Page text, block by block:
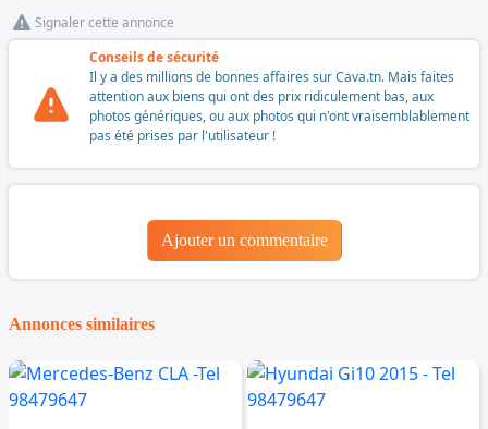
Signaler cette annonce
Conseils de sécurité
Il y a des millions de bonnes affaires sur Cava.tn. Mais faites
attention aux biens qui ont des prix ridiculement bas, aux
photos génériques, ou aux photos qui n'ont vraisemblablement
pas été prises par l'utilisateur !
Ajouter un commentaire
Annonces similaires